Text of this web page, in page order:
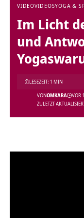
VIDEOVIDEOSYOGA &
Im Licht
und
ZULETZT
VONOMKARA VOR
LESEZEIT: 1 MIN